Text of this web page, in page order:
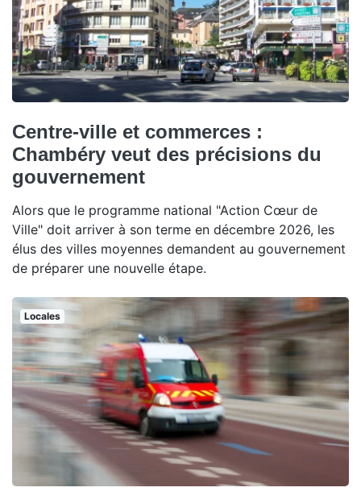
Centre-ville et commerces :
Chambéry veut des précisions du
gouvernement
Alors que le programme national "Action Cœur de
Ville" doit arriver à son terme en décembre 2026, les
élus des villes moyennes demandent au gouvernement
de préparer une nouvelle étape.
Locales